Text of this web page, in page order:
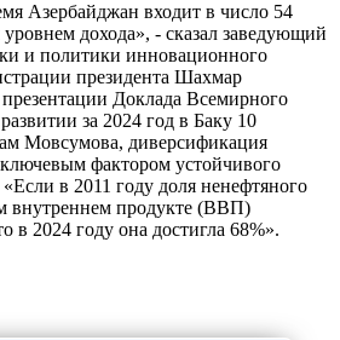
Азербайджан входит в число 54
дохода», - сказал заведующий
и политики инновационного
президента Шахмар
Доклада Всемирного
за 2024 год в Баку 10
Мовсумова, диверсификация
фактором устойчивого
в 2011 году доля ненефтяного
внутреннем продукте (ВВП)
в 2024 году она достигла 68%».